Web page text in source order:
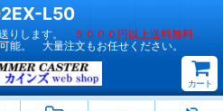
L50
りします。
５０００円以上送料無料 。
能。 大量注文もお任せください。
カート